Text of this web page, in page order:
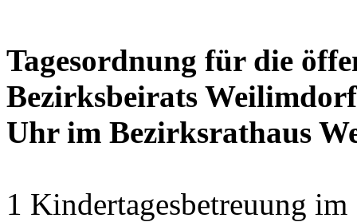
Tagesordnung für die
Bezirksbeirats
Uhr im Bezirksrathaus
1 Kindertagesbetreuung